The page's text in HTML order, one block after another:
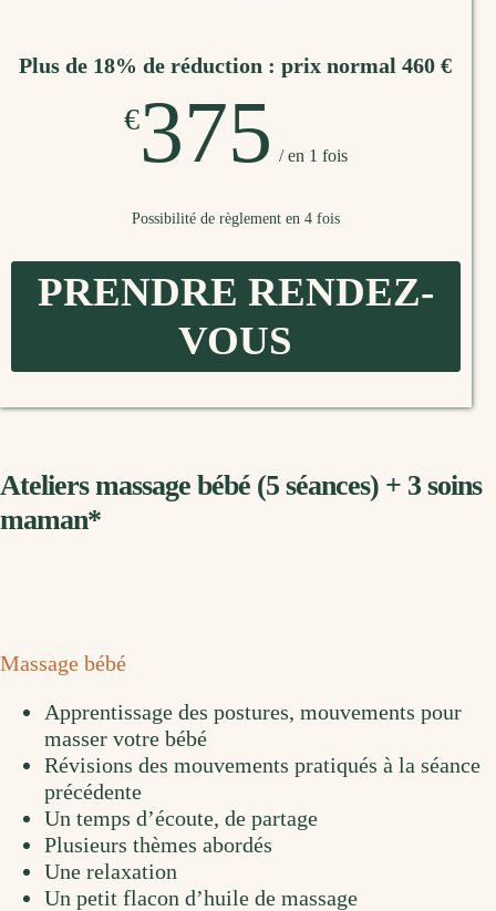
Plus de 18% de réduction : prix normal 460 €
€375 / en 1 fois
Possibilité de règlement en 4 fois
PRENDRE RENDEZ-
VOUS
Ateliers massage bébé (5 séances) + 3 soins
maman*
Massage bébé
Apprentissage des postures, mouvements pour
masser votre bébé
Révisions des mouvements pratiqués à la séance
précédente
Un temps d’écoute, de partage
Plusieurs thèmes abordés
Une relaxation
Un petit flacon d’huile de massage